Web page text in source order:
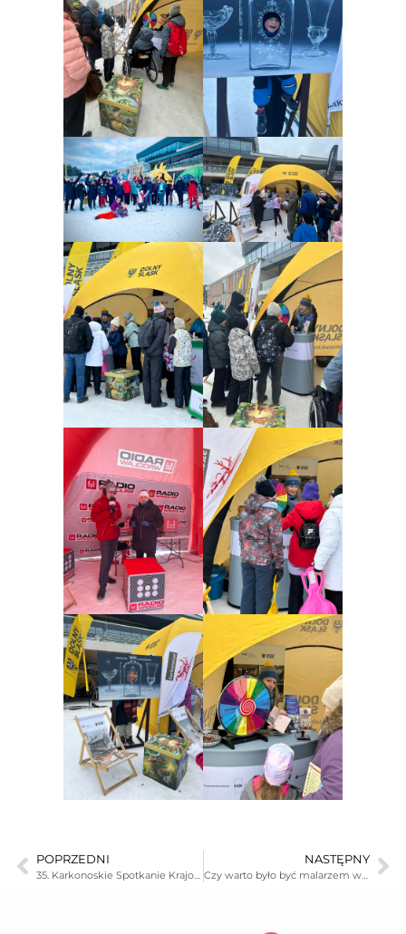
POPRZEDNI
35. Karkonoskie Spotkanie Krajoznawczo-Historyczne
NASTĘPNY
Czy warto było być malarzem w Jeleniej Górze w dobie baroku? – wykład